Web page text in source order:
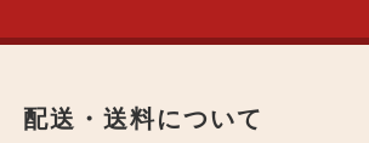
配送・送料について